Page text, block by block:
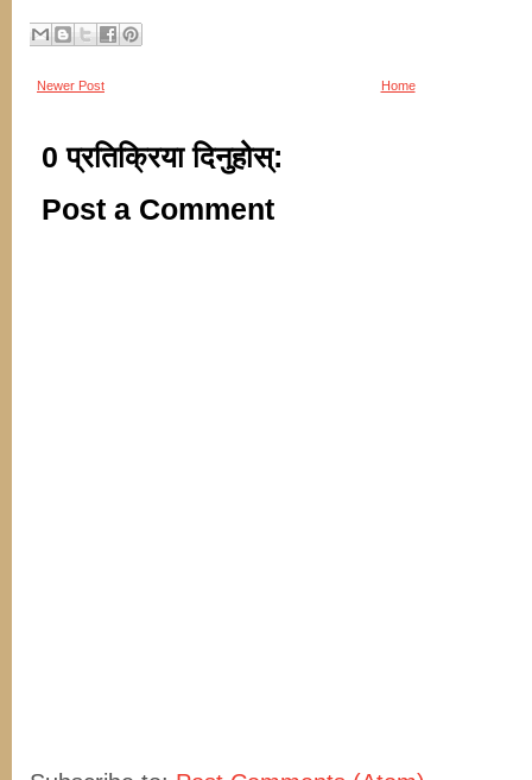
Newer Post Home
0 प्रतिक्रिया दिनुहोस्:
Post a Comment